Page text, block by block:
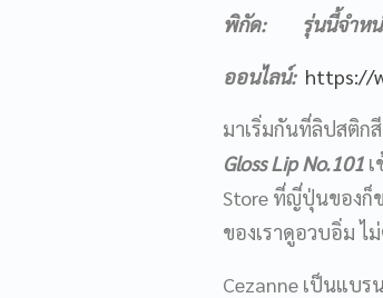
พิกัด: รุ่นนี้จำห
ออนไลน์: https://
มาเริ่มกันที่ลิปสติก
Gloss Lip No.101เ
Store ที่ญี่ปุ่นของก็
ของเราดูอวบอิ่ม ไ
Cezanne เป็นแบร